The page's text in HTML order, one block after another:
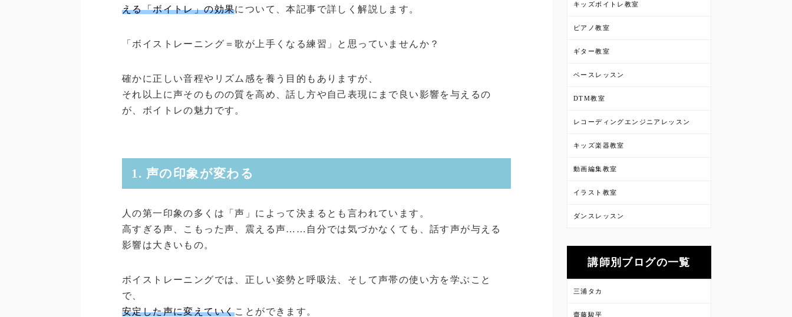
える「ボイトレ」の効果について、本記事で詳しく解説します。
「ボイストレーニング＝歌が上手くなる練習」と思っていませんか？
確かに正しい音程やリズム感を養う目的もありますが、
それ以上に声そのものの質を高め、話し方や自己表現にまで良い影響を与えるの
が、ボイトレの魅力です。
1. 声の印象が変わる
人の第一印象の多くは「声」によって決まるとも言われています。
高すぎる声、こもった声、震える声……自分では気づかなくても、話す声が与える
影響は大きいもの。
ボイストレーニングでは、正しい姿勢と呼吸法、そして声帯の使い方を学ぶこと
で、
安定した声に変えていくことができます。
キッズボイトレ教室
ピアノ教室
ギター教室
ベースレッスン
DTM教室
レコーディングエンジニアレッスン
キッズ楽器教室
動画編集教室
イラスト教室
ダンスレッスン
講師別ブログの一覧
三浦タカ
齋藤駿平